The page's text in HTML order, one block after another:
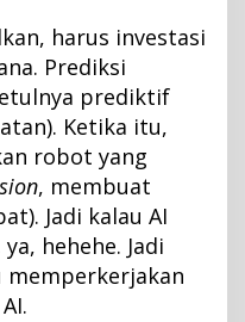
harus investasi
Prediksi
prediktif
Ketika itu,
robot yang
, membuat
Jadi kalau AI
hehehe. Jadi
memperkerjakan